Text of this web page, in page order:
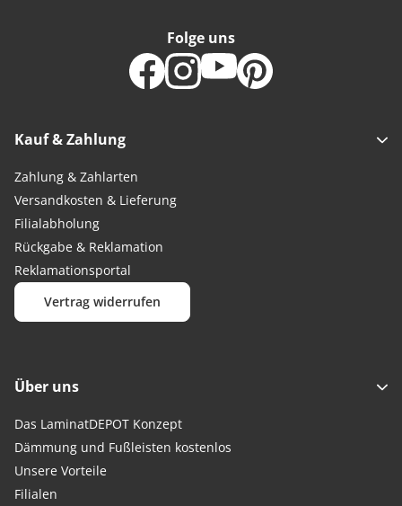
Kauf & Zahlung
Zahlung & Zahlarten
Versandkosten & Lieferung
Filialabholung
Rückgabe & Reklamation
Reklamationsportal
Vertrag widerrufen
Folge uns
Über uns
Das LaminatDEPOT Konzept
Dämmung und Fußleisten kostenlos
Unsere Vorteile
Filialen